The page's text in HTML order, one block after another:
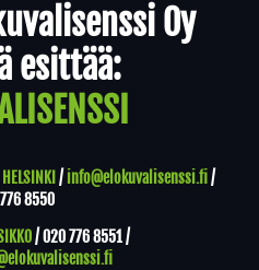
Oy
esittää:
/ info@elokuvalisenssi.fi/
8550
/020 776 8551/